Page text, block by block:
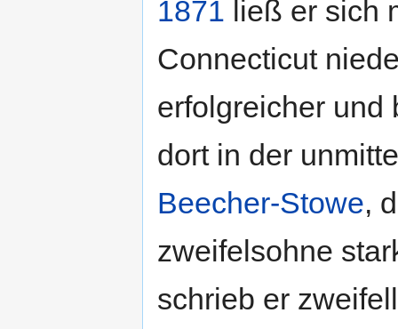
1871 ließ er sich
Connecticut
erfolgreicher und
dort in der
Beecher-Stowe,
zweifelsohne
schrieb er